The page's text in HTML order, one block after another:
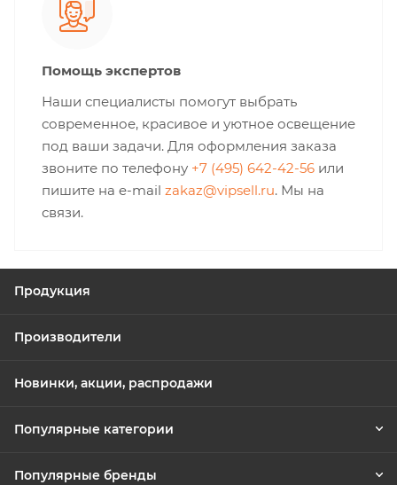
Помощь экспертов
Наши специалисты помогут выбрать
современное, красивое и уютное освещение
под ваши задачи. Для оформления заказа
звоните по телефону +7 (495) 642-42-56 или
пишите на e-mail zakaz@vipsell.ru. Мы на
связи.
Продукция
Производители
Новинки, акции, распродажи
Популярные категории
Популярные бренды